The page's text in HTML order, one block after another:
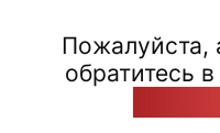
Пожалуйста,
обратитесь